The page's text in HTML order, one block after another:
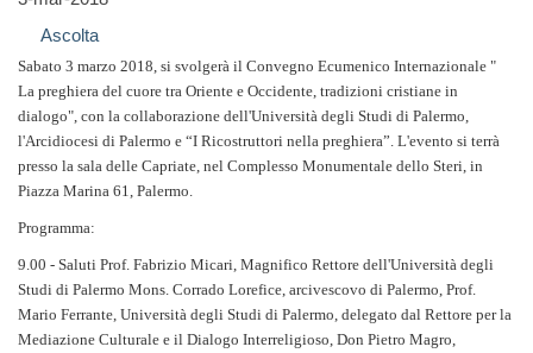
Ascolta
Sabato 3 marzo 2018, si svolgerà il Convegno Ecumenico Internazionale "
La preghiera del cuore tra Oriente e Occidente, tradizioni cristiane in
dialogo", con la collaborazione dell'Università degli Studi di Palermo,
l'Arcidiocesi di Palermo e “I Ricostruttori nella preghiera”. L'evento si terrà
presso la sala delle Capriate, nel Complesso Monumentale dello Steri, in
Piazza Marina 61, Palermo.
Programma:
9.00 - Saluti Prof. Fabrizio Micari, Magnifico Rettore dell'Università degli
Studi di Palermo Mons. Corrado Lorefice, arcivescovo di Palermo, Prof.
Mario Ferrante, Università degli Studi di Palermo, delegato dal Rettore per la
Mediazione Culturale e il Dialogo Interreligioso, Don Pietro Magro,